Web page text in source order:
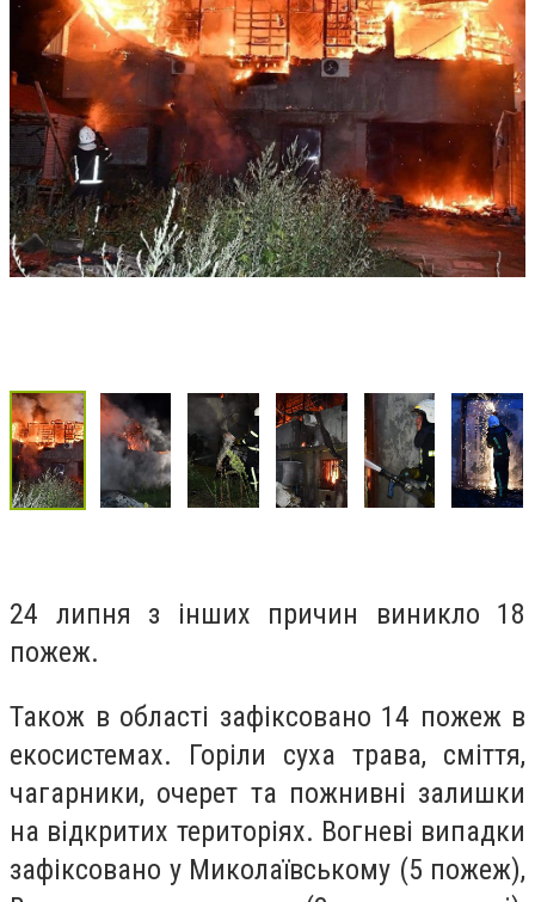
24 липня з інших причин виникло 18
пожеж.
Також в області зафіксовано 14 пожеж в
екосистемах. Горіли суха трава, сміття,
чагарники, очерет та пожнивні залишки
на відкритих територіях. Вогневі випадки
зафіксовано у Миколаївському (5 пожеж),